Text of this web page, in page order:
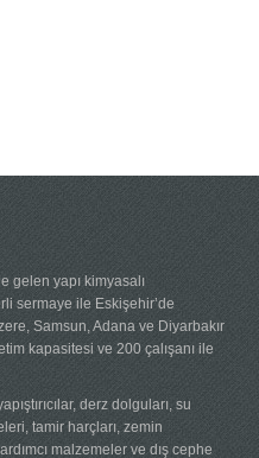
gelen yapı kimyasalı
sermaye ile Eskişehir’de
Samsun, Adana ve Diyarbakır
kapasitesi ve 200 çalışanı ile
derz dolguları, su
tamir harçları, zemin
malzemeler ve dış cephe